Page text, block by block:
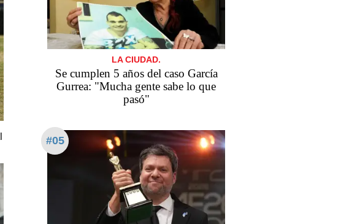
LA CIUDAD.
Se cumplen 5 años del caso García
Gurrea: "Mucha gente sabe lo que
pasó"
#05